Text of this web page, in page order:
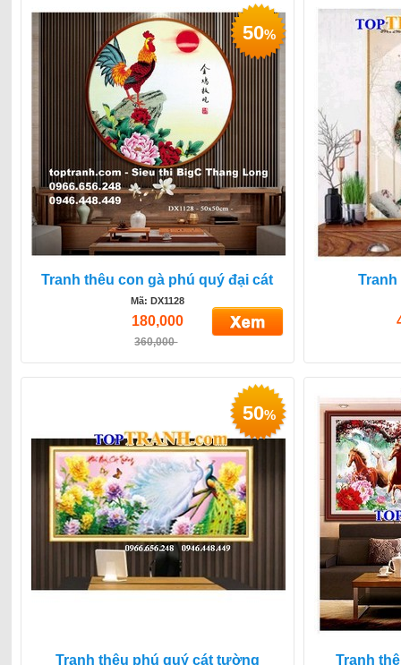
Tranh thêu con gà phú quý đại cát
Mã: DX1128
180,000
360,000
50%
Tranh thêu phú quý cát tường
50%
Tranh